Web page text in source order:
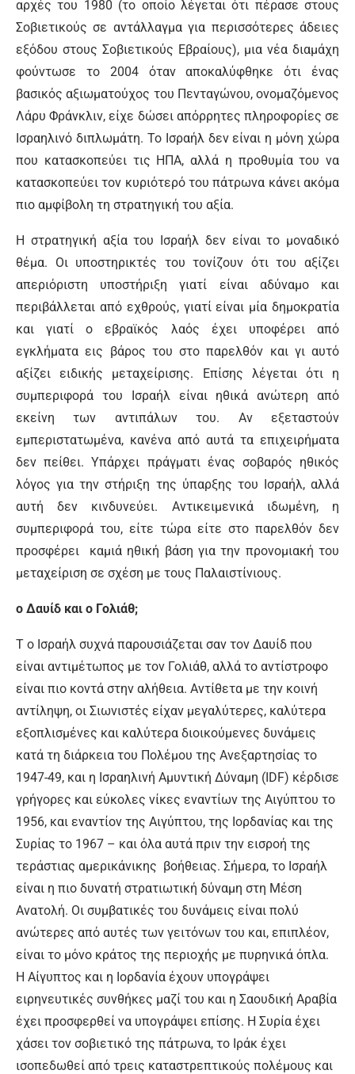
αρχές του 1980 (το οποίο λέγεται ότι πέρασε στους
Σοβιετικούς σε αντάλλαγμα για περισσότερες άδειες
εξόδου στους Σοβιετικούς Εβραίους), μια νέα διαμάχη
φούντωσε το 2004 όταν αποκαλύφθηκε ότι ένας
βασικός αξιωματούχος του Πενταγώνου, ονομαζόμενος
Λάρυ Φράνκλιν, είχε δώσει απόρρητες πληροφορίες σε
Ισραηλινό διπλωμάτη. Το Ισραήλ δεν είναι η μόνη χώρα
που κατασκοπεύει τις ΗΠΑ, αλλά η προθυμία του να
κατασκοπεύει τον κυριότερό του πάτρωνα κάνει ακόμα
πιο αμφίβολη τη στρατηγική του αξία.
Η στρατηγική αξία του Ισραήλ δεν είναι το μοναδικό
θέμα. Οι υποστηρικτές του τονίζουν ότι του αξίζει
απεριόριστη υποστήριξη γιατί είναι αδύναμο και
περιβάλλεται από εχθρούς, γιατί είναι μία δημοκρατία
και γιατί ο εβραϊκός λαός έχει υποφέρει από
εγκλήματα εις βάρος του στο παρελθόν και γι αυτό
αξίζει ειδικής μεταχείρισης. Επίσης λέγεται ότι η
συμπεριφορά του Ισραήλ είναι ηθικά ανώτερη από
εκείνη των αντιπάλων του. Αν εξεταστούν
εμπεριστατωμένα, κανένα από αυτά τα επιχειρήματα
δεν πείθει. Υπάρχει πράγματι ένας σοβαρός ηθικός
λόγος για την στήριξη της ύπαρξης του Ισραήλ, αλλά
αυτή δεν κινδυνεύει. Αντικειμενικά ιδωμένη, η
συμπεριφορά του, είτε τώρα είτε στο παρελθόν δεν
προσφέρει καμιά ηθική βάση για την προνομιακή του
μεταχείριση σε σχέση με τους Παλαιστίνιους.
ο Δαυίδ και ο Γολιάθ;
T ο Ισραήλ συχνά παρουσιάζεται σαν τον Δαυίδ που
είναι αντιμέτωπος με τον Γολιάθ, αλλά το αντίστροφο
είναι πιο κοντά στην αλήθεια. Αντίθετα με την κοινή
αντίληψη, οι Σιωνιστές είχαν μεγαλύτερες, καλύτερα
εξοπλισμένες και καλύτερα διοικούμενες δυνάμεις
κατά τη διάρκεια του Πολέμου της Ανεξαρτησίας το
1947-49, και η Ισραηλινή Αμυντική Δύναμη (IDF) κέρδισε
γρήγορες και εύκολες νίκες εναντίων της Αιγύπτου το
1956, και εναντίον της Αιγύπτου, της Ιορδανίας και της
Συρίας το 1967 – και όλα αυτά πριν την εισροή της
τεράστιας αμερικάνικης βοήθειας. Σήμερα, το Ισραήλ
είναι η πιο δυνατή στρατιωτική δύναμη στη Μέση
Ανατολή. Οι συμβατικές του δυνάμεις είναι πολύ
ανώτερες από αυτές των γειτόνων του και, επιπλέον,
είναι το μόνο κράτος της περιοχής με πυρηνικά όπλα.
Η Αίγυπτος και η Ιορδανία έχουν υπογράψει
ειρηνευτικές συνθήκες μαζί του και η Σαουδική Αραβία
έχει προσφερθεί να υπογράψει επίσης. Η Συρία έχει
χάσει τον σοβιετικό της πάτρωνα, το Ιράκ έχει
ισοπεδωθεί από τρεις καταστρεπτικούς πολέμους και